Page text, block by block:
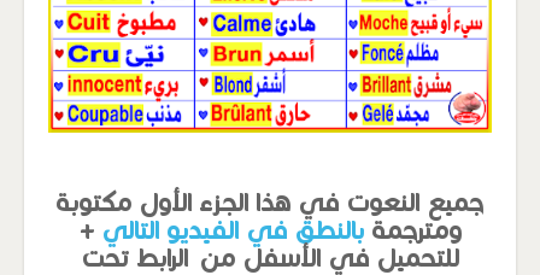
جميع النعوت في هذا الجزء الأول مكتوبة
ومترجمةبالنطق في الفيديو التالي +
للتحميل في الأسفل من الرابط تحت